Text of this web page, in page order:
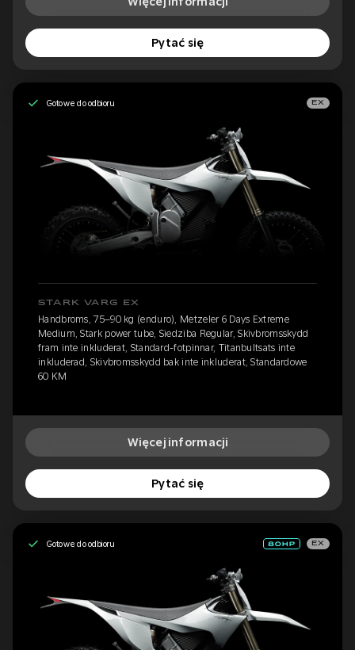
Pytać się
Gotowe do odbioru EX
STARK VARG EX
Handbroms, 75–90 kg (enduro), Metzeler 6 Days Extreme
Medium, Stark power tube, Siedziba Regular, Skivbromsskydd
fram inte inkluderat, Standard-fotpinnar, Titanbultsats inte
inkluderad, Skivbromsskydd bak inte inkluderat, Standardowe
60 KM
Więcej informacji
Pytać się
Gotowe do odbioru EX